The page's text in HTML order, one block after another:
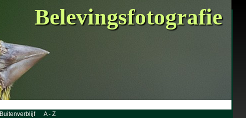
Belevingsfotografie
Buitenverblijf A - Z